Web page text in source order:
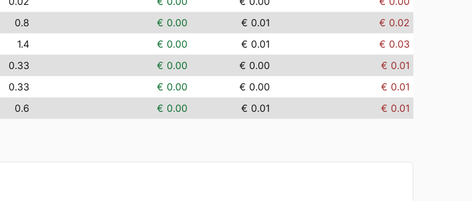
0.8 € 0.00 € 0.01
€ 0.02
1.4 € 0.00 € 0.01
€ 0.03
0.33 € 0.00 € 0.00
€ 0.01
0.33 € 0.00 € 0.00
€ 0.01
0.6 € 0.00 € 0.01 € 0.01